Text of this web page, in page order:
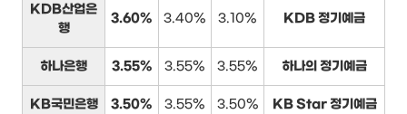
KDB산업은
행
3.60% 3.40% 3.10% KDB 정기예금
하나은행 3.55% 3.55% 3.55% 하나의 정기예금
KB국민은행 3.50% 3.55% 3.50% KB Star 정기예금